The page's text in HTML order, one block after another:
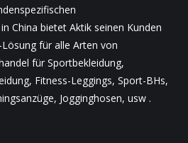
China bietet Aktik seinen Kunden
für alle Arten von
für Sportbekleidung,
Fitness-Leggings, Sport-BHs,
Jogginghosen, usw .